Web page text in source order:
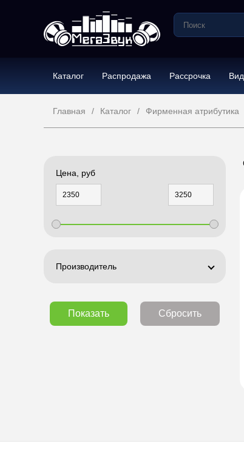
Каталог Распродажа Рассрочка
Главная Каталог Фирменная атрибутика
Цена, руб
Производитель
Показать Сбросить